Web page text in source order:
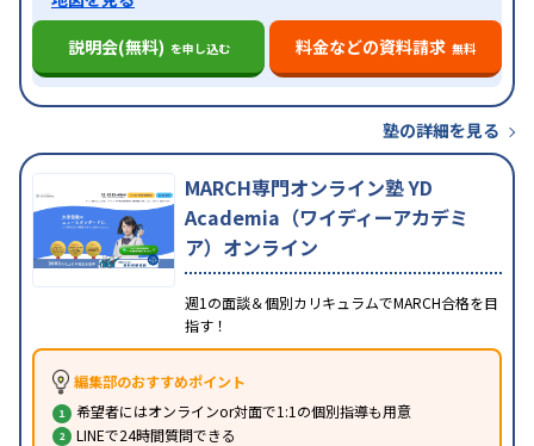
説明会(無料) を申し込む 料金などの資料請求 無料
塾の詳細を見る
MARCH専門オンライン塾 YD
Academia（ワイディーアカデミ
ア）オンライン
週1の面談＆個別カリキュラムでMARCH合格を目
指す！
編集部のおすすめポイント
希望者にはオンラインor対面で1:1の個別指導も用意
LINEで24時間質問できる